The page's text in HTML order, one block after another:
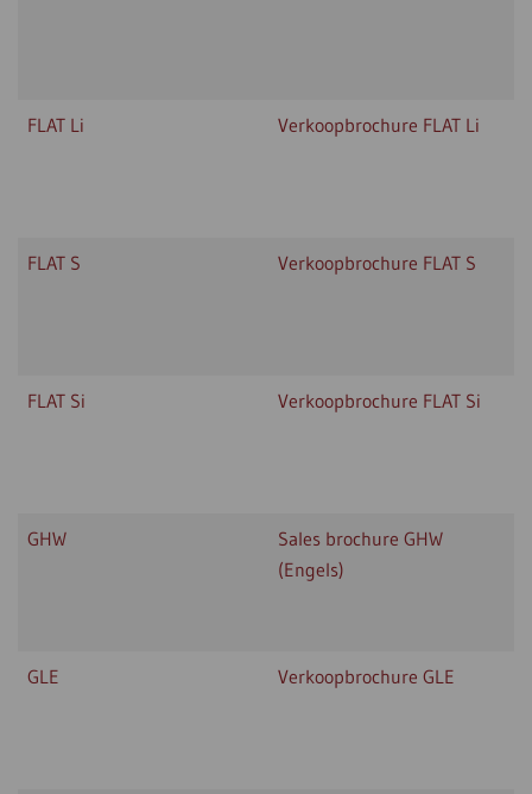
FLAT Li Verkoopbrochure FLAT Li
FLAT S Verkoopbrochure FLAT S
FLAT Si Verkoopbrochure FLAT Si
GHW
Sales brochure GHW
(Engels)
GLE Verkoopbrochure GLE